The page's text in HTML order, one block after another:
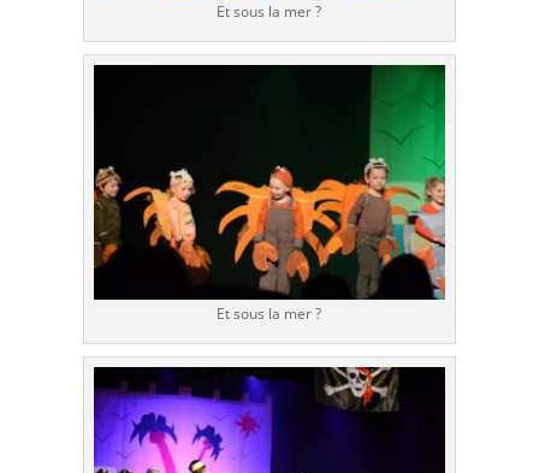
Et sous la mer ?
Et sous la mer ?